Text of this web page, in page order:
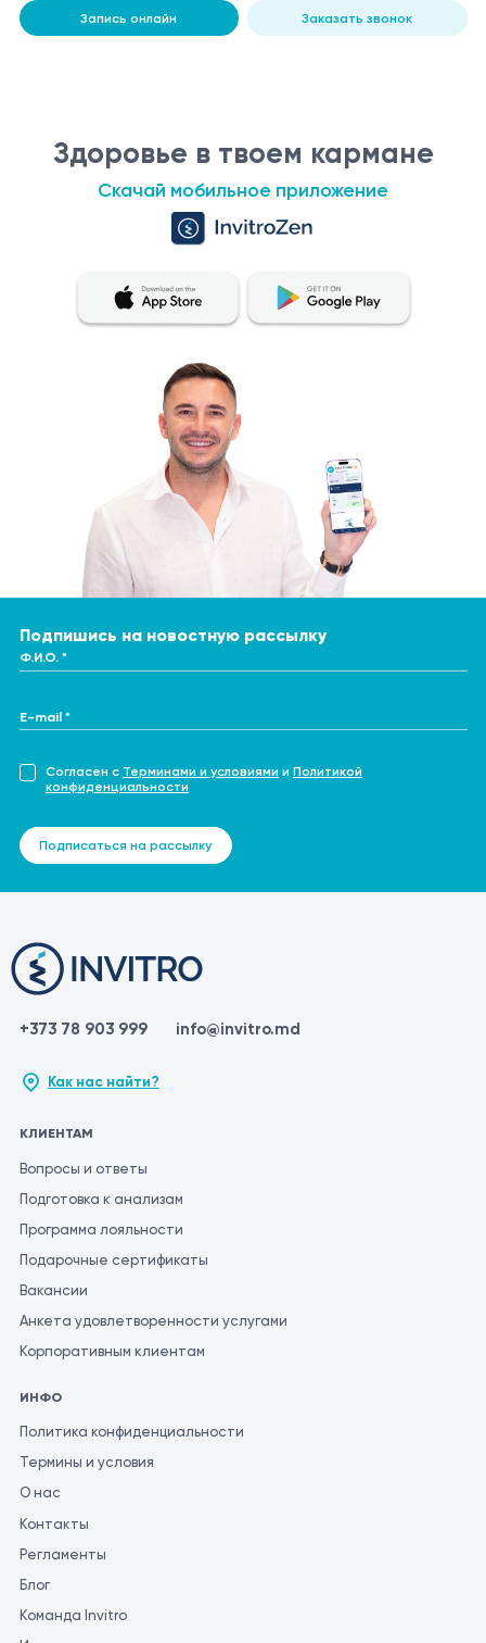
Запись онлайн Заказать звонок
Здоровье в твоем кармане
Скачай мобильное приложение
Подпишись на новостную рассылку
Ф.И.О. *
E-mail *
Согласен с Терминами и условиями и Политикой
конфиденциальности
Подписаться на рассылку
+373 78 903 999 info@invitro.md
Как нас найти?
КЛИЕНТАМ
Вопросы и ответы
Подготовка к анализам
Программа лояльности
Подарочные сертификаты
Вакансии
Анкета удовлетворенности услугами
Корпоративным клиентам
ИНФО
Политика конфиденциальности
Термины и условия
О нас
Контакты
Регламенты
Блог
Команда Invitro